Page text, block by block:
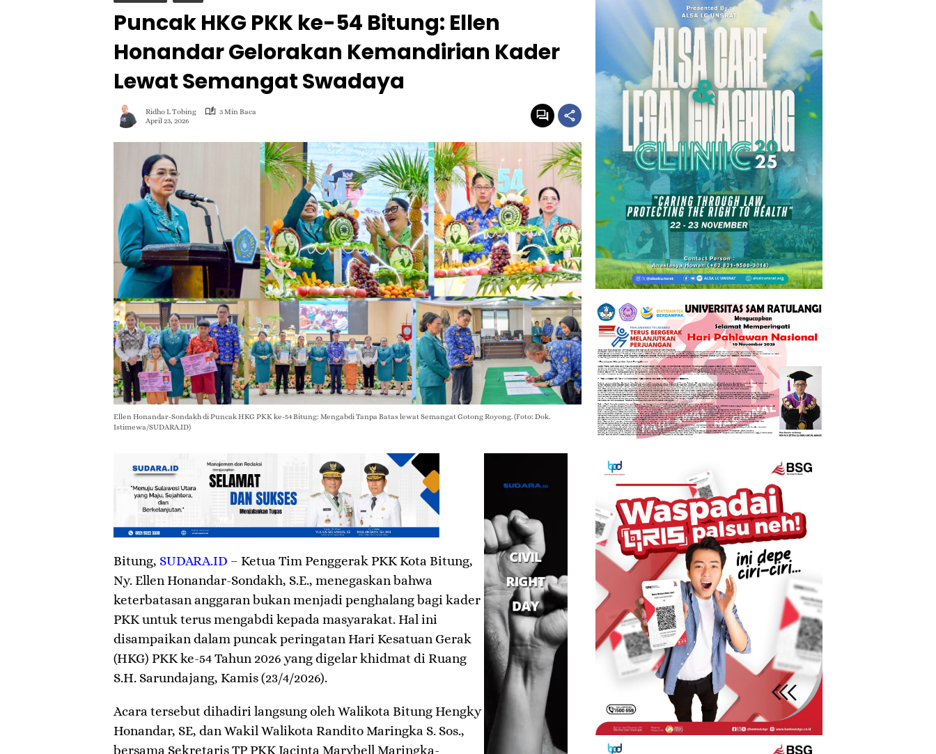
Puncak HKG PKK ke-54 Bitung: Ellen
Honandar Gelorakan Kemandirian Kader
Lewat Semangat Swadaya
Ridho L Tobing
3 Min Baca
April 23, 2026
Ellen Honandar-Sondakh di Puncak HKG PKK ke-54 Bitung: Mengabdi Tanpa Batas lewat Semangat Gotong Royong. (Foto: Dok.
Istimewa/SUDARA.ID)
Bitung, SUDARA.ID – Ketua Tim Penggerak PKK Kota Bitung,
Ny. Ellen Honandar-Sondakh, S.E., menegaskan bahwa
keterbatasan anggaran bukan menjadi penghalang bagi kader
PKK untuk terus mengabdi kepada masyarakat. Hal ini
disampaikan dalam puncak peringatan Hari Kesatuan Gerak
(HKG) PKK ke-54 Tahun 2026 yang digelar khidmat di Ruang
S.H. Sarundajang, Kamis (23/4/2026).
​Acara tersebut dihadiri langsung oleh Walikota Bitung Hengky
Honandar, SE, dan Wakil Walikota Randito Maringka S. Sos.,
bersama Sekretaris TP PKK Jacinta Marybell Maringka-